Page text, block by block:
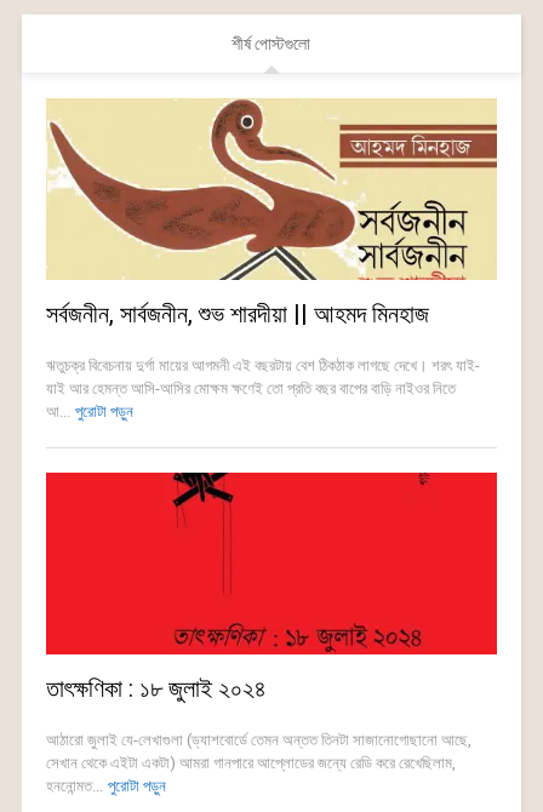
শীর্ষ পোস্টগুলো
সর্বজনীন, সার্বজনীন, শুভ শারদীয়া || আহমদ মিনহাজ
ঋতুচক্র বিবেচনায় দুর্গা মায়ের আগমনী এই বছরটায় বেশ ঠিকঠাক লাগছে দেখে। শরৎ যাই-
যাই আর হেমন্ত আসি-আসির মোক্ষম ক্ষণেই তো প্রতি বছর বাপের বাড়ি নাইওর নিতে
আ... পুরোটা পড়ুন
তাৎক্ষণিকা : ১৮ জুলাই ২০২৪
আঠারো জুলাই যে-লেখাগুলা (ড্যাশবোর্ডে তেমন অন্তত তিনটা সাজানোগোছানো আছে,
সেখান থেকে এইটা একটা) আমরা গানপারে আপ্লোডের জন্যে রেডি করে রেখেছিলাম,
হননোন্মত... পুরোটা পড়ুন